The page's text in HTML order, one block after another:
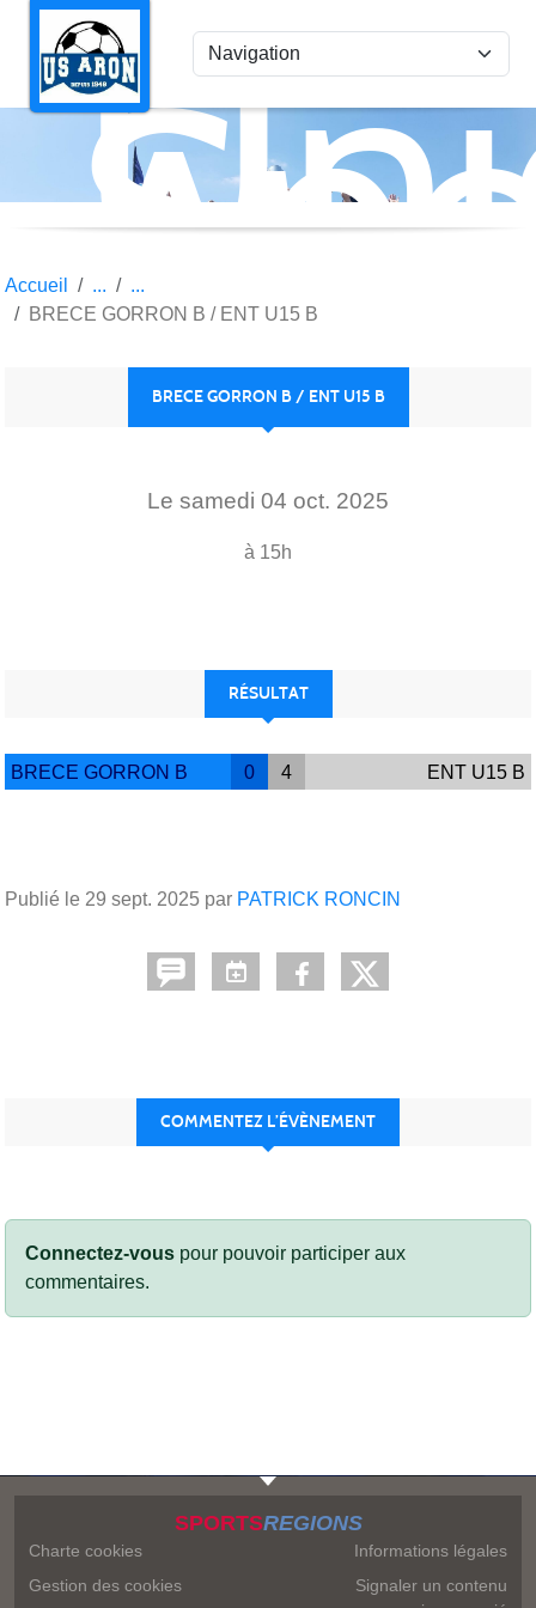
Accueil
BRECE GORRON B / ENT U15 B
BRECE GORRON B / ENT U15 B
Le samedi 04 oct. 2025
à 15h
RÉSULTAT
BRECE GORRON B 0 4 ENT U15 B
Publié le 29 sept. 2025 par PATRICK RONCIN
COMMENTEZ L’ÉVÈNEMENT
Connectez-vous pour pouvoir participer aux
commentaires.
SPORTSREGIONS
Charte cookies
Gestion des cookies
Informations légales
Signaler un contenu
Panneau de gestion des cookies